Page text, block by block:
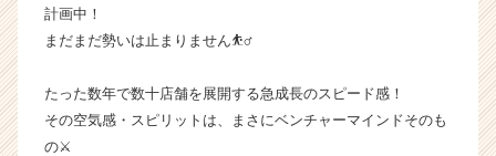
／
う
や
計画中！
まだまだ勢いは止まりません⛹️‍♂️
たった数年で数十店舗を展開する急成長のスピード感！
その空気感・スピリットは、まさにベンチャーマインドそのも
の⚔